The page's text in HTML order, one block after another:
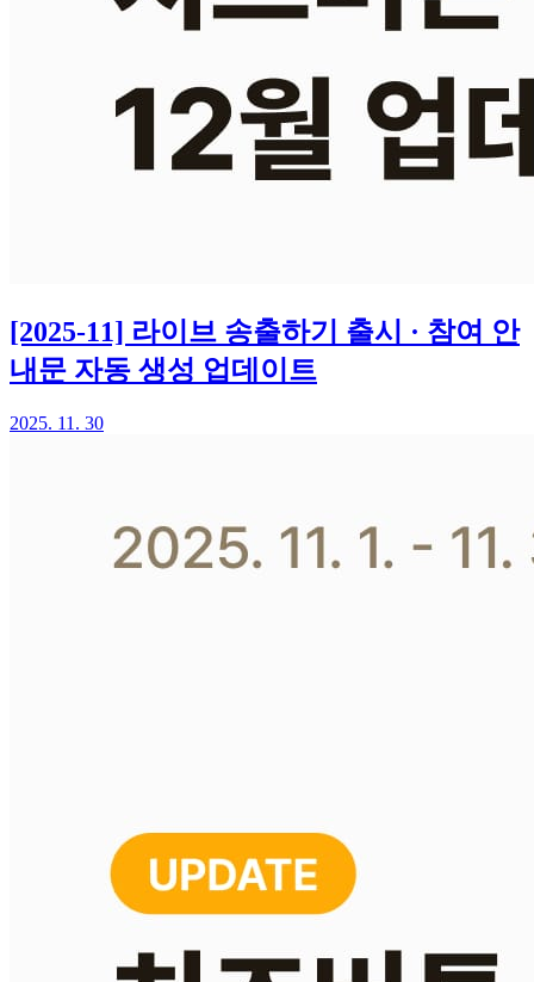
[2025-11] 라이브 송출하기 출시 · 참여 안
내문 자동 생성 업데이트
2025. 11. 30